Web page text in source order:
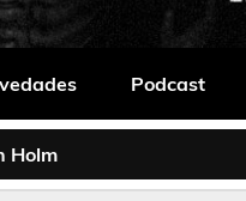
235
Podcast
Holm